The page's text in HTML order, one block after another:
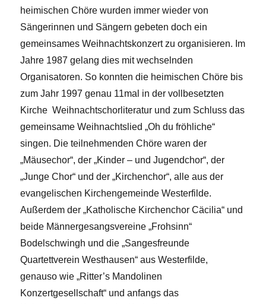
heimischen Chöre wurden immer wieder von
Sängerinnen und Sängern gebeten doch ein
gemeinsames Weihnachtskonzert zu organisieren. Im
Jahre 1987 gelang dies mit wechselnden
Organisatoren. So konnten die heimischen Chöre bis
zum Jahr 1997 genau 11mal in der vollbesetzten
Kirche Weihnachtschorliteratur und zum Schluss das
gemeinsame Weihnachtslied „Oh du fröhliche“
singen. Die teilnehmenden Chöre waren der
„Mäusechor“, der „Kinder – und Jugendchor“, der
„Junge Chor“ und der „Kirchenchor“, alle aus der
evangelischen Kirchengemeinde Westerfilde.
Außerdem der „Katholische Kirchenchor Cäcilia“ und
beide Männergesangsvereine „Frohsinn“
Bodelschwingh und die „Sangesfreunde
Quartettverein Westhausen“ aus Westerfilde,
genauso wie „Ritter’s Mandolinen
Konzertgesellschaft“ und anfangs das